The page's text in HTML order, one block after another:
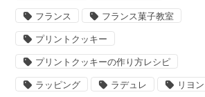
フランス フランス菓子教室
プリントクッキー
プリントクッキーの作り方レシピ
ラッピング ラデュレ リヨン